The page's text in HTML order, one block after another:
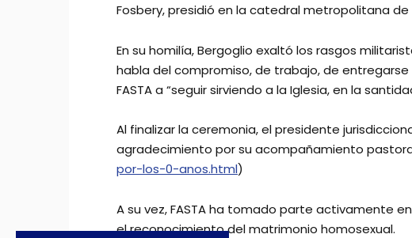
Fosbery, presidió en la catedral metropolitana de
En su homilía, Bergoglio exaltó los rasgos
habla del compromiso, de trabajo, de entregarse
FASTA a “seguir sirviendo a la Iglesia, en la
Al finalizar la ceremonia, el presidente
agradecimiento por su acompañamiento
por-los-0-anos.html)
A su vez, FASTA ha tomado parte activamente
el reconocimiento del matrimonio homosexual.